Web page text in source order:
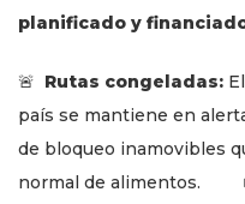
planificado y
🚨 Rutas congeladas:
país se mantiene en
de bloqueo inamovibles
normal de alimentos.